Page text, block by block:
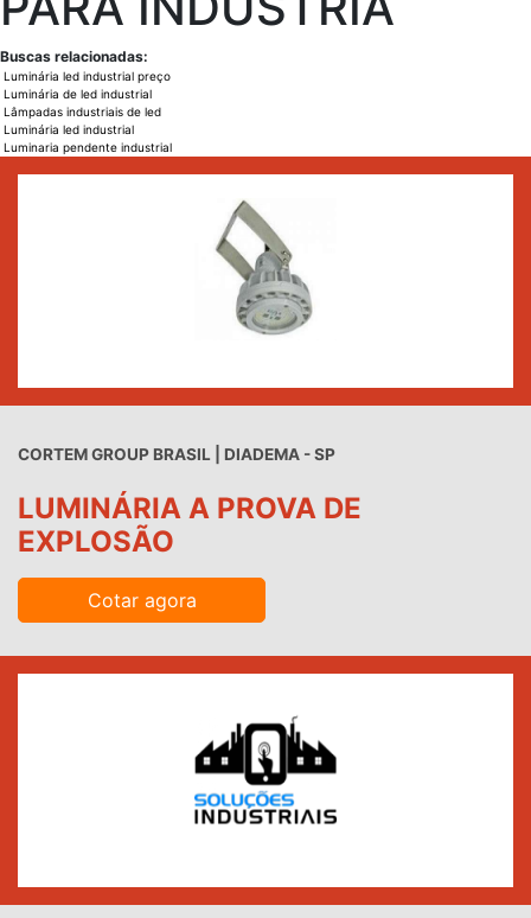
Buscas relacionadas:
Luminária led industrial preço
Luminária de led industrial
Lâmpadas industriais de led
Luminária led industrial
Luminaria pendente industrial
CORTEM GROUP BRASIL | DIADEMA - SP
LUMINÁRIA A PROVA DE
EXPLOSÃO
Cotar agora